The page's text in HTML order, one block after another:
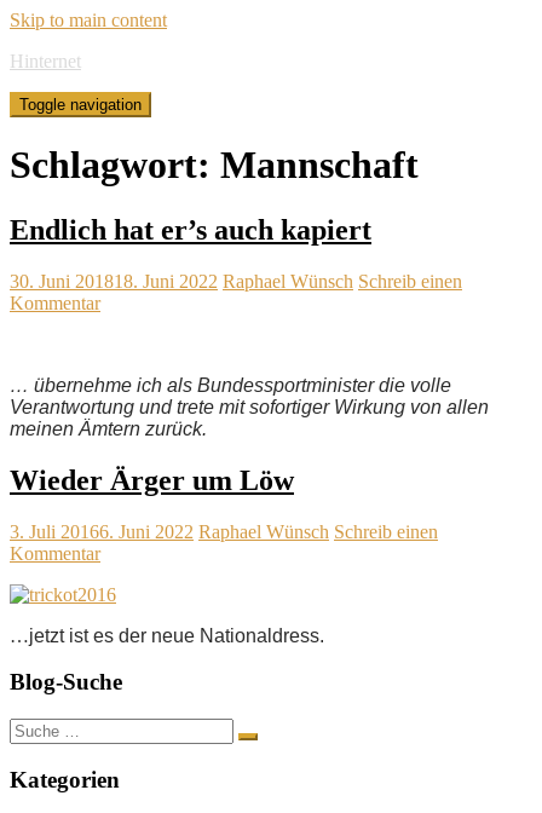
Skip to main content
Hinternet
Toggle navigation
Schlagwort: Mannschaft
Endlich hat er’s auch kapiert
30. Juni 201818. Juni 2022 Raphael Wünsch Schreib einen
Kommentar
… übernehme ich als Bundessportminister die volle
Verantwortung und trete mit sofortiger Wirkung von allen
meinen Ämtern zurück.
Wieder Ärger um Löw
3. Juli 20166. Juni 2022 Raphael Wünsch Schreib einen
Kommentar
…jetzt ist es der neue Nationaldress.
Blog-Suche
Suche
nach:
Kategorien